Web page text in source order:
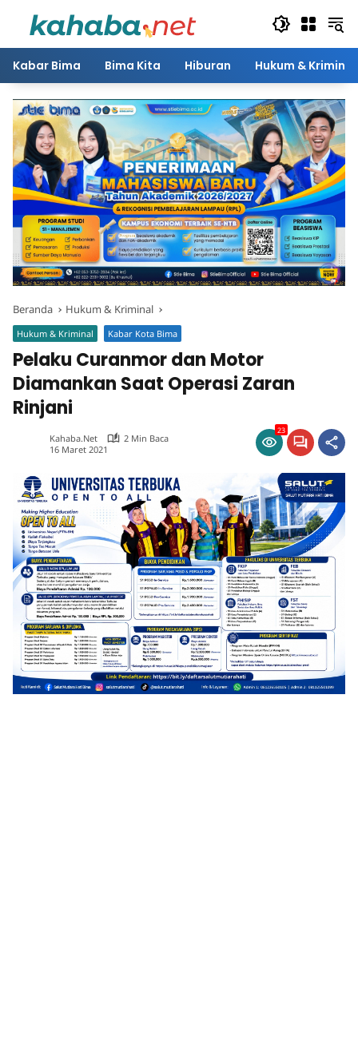
Kabar Bima Bima Kita Hiburan Hukum & Kriminal
Beranda Hukum & Kriminal
Hukum & Kriminal Kabar Kota Bima
Pelaku Curanmor dan Motor
Diamankan Saat Operasi Zaran
Rinjani
Kahaba.net
2 Min Baca
16 Maret 2021
23